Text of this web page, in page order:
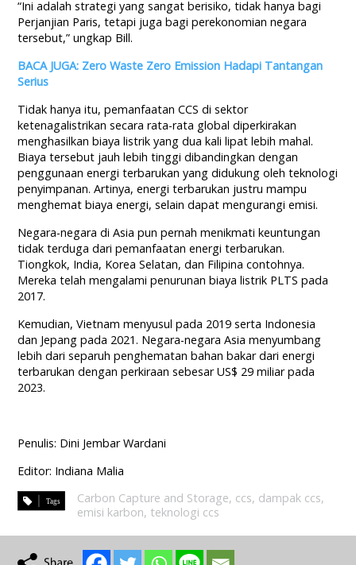
“Ini adalah strategi yang sangat berisiko, tidak hanya bagi
Perjanjian Paris, tetapi juga bagi perekonomian negara
tersebut,” ungkap Bill.
BACA JUGA: Zero Waste Zero Emission Hadapi Tantangan
Serius
Tidak hanya itu, pemanfaatan CCS di sektor
ketenagalistrikan secara rata-rata global diperkirakan
menghasilkan biaya listrik yang dua kali lipat lebih mahal.
Biaya tersebut jauh lebih tinggi dibandingkan dengan
penggunaan energi terbarukan yang didukung oleh teknologi
penyimpanan. Artinya, energi terbarukan justru mampu
menghemat biaya energi, selain dapat mengurangi emisi.
Negara-negara di Asia pun pernah menikmati keuntungan
tidak terduga dari pemanfaatan energi terbarukan.
Tiongkok, India, Korea Selatan, dan Filipina contohnya.
Mereka telah mengalami penurunan biaya listrik PLTS pada
2017.
Kemudian, Vietnam menyusul pada 2019 serta Indonesia
dan Jepang pada 2021. Negara-negara Asia menyumbang
lebih dari separuh penghematan bahan bakar dari energi
terbarukan dengan perkiraan sebesar US$ 29 miliar pada
2023.
Penulis: Dini Jembar Wardani
Editor: Indiana Malia
Carbon Capture and Storage, ccs, dampak ccs,
emisi karbon, teknologi ccs